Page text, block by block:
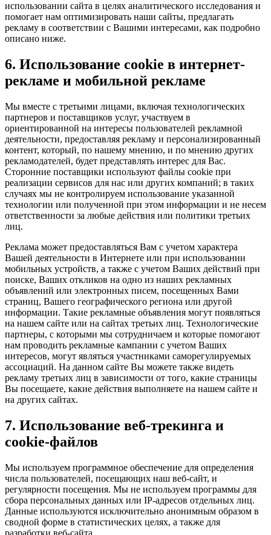
использовании сайта в целях аналитического исследования и
помогает нам оптимизировать наши сайты, предлагать
рекламу в соответствии с Вашими интересами, как подробно
описано ниже.
6. Использование cookie в интернет-
рекламе и мобильной рекламе
Мы вместе с третьими лицами, включая технологических
партнеров и поставщиков услуг, участвуем в
ориентированной на интересы пользователей рекламной
деятельности, предоставляя рекламу и персонализированный
контент, который, по нашему мнению, и по мнению других
рекламодателей, будет представлять интерес для Вас.
Сторонние поставщики используют файлы cookie при
реализации сервисов для нас или других компаний; в таких
случаях мы не контролируем использование указанной
технологии или полученной при этом информации и не несем
ответственности за любые действия или политики третьих
лиц.
Реклама может предоставляться Вам с учетом характера
Вашей деятельности в Интернете или при использовании
мобильных устройств, а также с учетом Ваших действий при
поиске, Ваших откликов на одно из наших рекламных
объявлений или электронных писем, посещенных Вами
страниц, Вашего географического региона или другой
информации. Такие рекламные объявления могут появляться
на нашем сайте или на сайтах третьих лиц. Технологические
партнеры, с которыми мы сотрудничаем и которые помогают
нам проводить рекламные кампании с учетом Ваших
интересов, могут являться участниками саморегулируемых
ассоциаций. На данном сайте Вы можете также видеть
рекламу третьих лиц в зависимости от того, какие страницы
Вы посещаете, какие действия выполняете на нашем сайте и
на других сайтах.
7. Использование веб-трекинга и
cookie-файлов
Мы используем программное обеспечение для определения
числа пользователей, посещающих наш веб-сайт, и
регулярности посещения. Мы не используем программы для
сбора персональных данных или IP-адресов отдельных лиц.
Данные используются исключительно анонимным образом в
сводной форме в статистических целях, а также для
разработки веб-сайта.